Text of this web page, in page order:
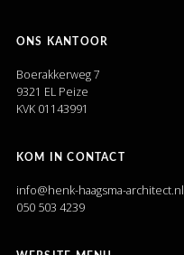
ONS KANTOOR
Boerakkerweg 7
9321 EL Peize
KVK 01143991
KOM IN CONTACT
info@henk-haagsma-architect.nl
050 503 4239